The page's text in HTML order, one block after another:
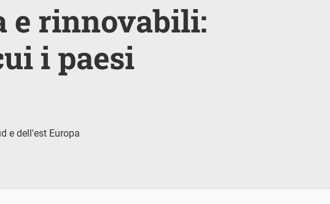
e rinnovabili:
i paesi
e dell'est Europa